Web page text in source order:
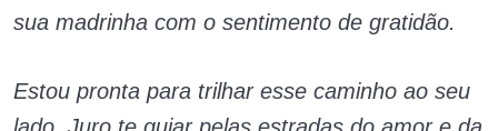
sua madrinha com o sentimento de gratidão.
Estou pronta para trilhar esse caminho ao seu